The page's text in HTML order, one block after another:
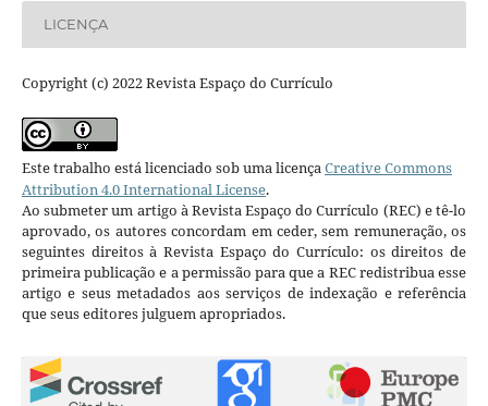
LICENÇA
Copyright (c) 2022 Revista Espaço do Currículo
Este trabalho está licenciado sob uma licençaCreative Commons
Attribution 4.0 International License.
Ao submeter um artigo à Revista Espaço do Currículo (REC) e tê-lo
aprovado, os autores concordam em ceder, sem remuneração, os
seguintes direitos à Revista Espaço do Currículo: os direitos de
primeira publicação e a permissão para que a REC redistribua esse
artigo e seus metadados aos serviços de indexação e referência
que seus editores julguem apropriados.